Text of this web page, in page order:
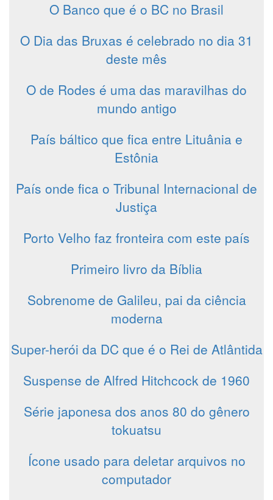
O Banco que é o BC no Brasil
O Dia das Bruxas é celebrado no dia 31
deste mês
O de Rodes é uma das maravilhas do
mundo antigo
País báltico que fica entre Lituânia e
Estônia
País onde fica o Tribunal Internacional de
Justiça
Porto Velho faz fronteira com este país
Primeiro livro da Bíblia
Sobrenome de Galileu, pai da ciência
moderna
Super-herói da DC que é o Rei de Atlântida
Suspense de Alfred Hitchcock de 1960
Série japonesa dos anos 80 do gênero
tokuatsu
Ícone usado para deletar arquivos no
computador